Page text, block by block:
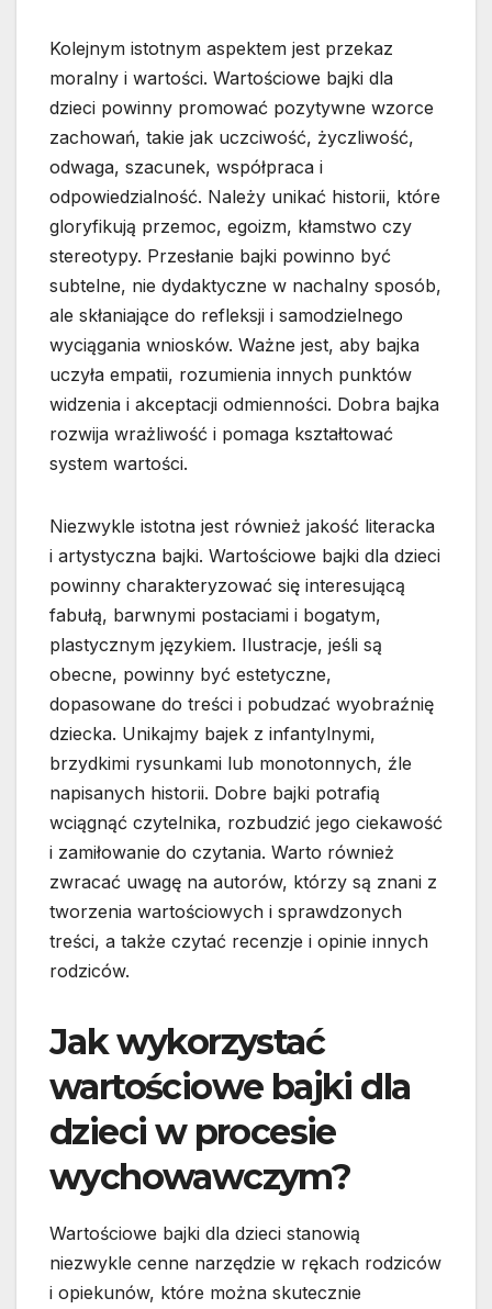
Kolejnym istotnym aspektem jest przekaz
moralny i wartości. Wartościowe bajki dla
dzieci powinny promować pozytywne wzorce
zachowań, takie jak uczciwość, życzliwość,
odwaga, szacunek, współpraca i
odpowiedzialność. Należy unikać historii, które
gloryfikują przemoc, egoizm, kłamstwo czy
stereotypy. Przesłanie bajki powinno być
subtelne, nie dydaktyczne w nachalny sposób,
ale skłaniające do refleksji i samodzielnego
wyciągania wniosków. Ważne jest, aby bajka
uczyła empatii, rozumienia innych punktów
widzenia i akceptacji odmienności. Dobra bajka
rozwija wrażliwość i pomaga kształtować
system wartości.
Niezwykle istotna jest również jakość literacka
i artystyczna bajki. Wartościowe bajki dla dzieci
powinny charakteryzować się interesującą
fabułą, barwnymi postaciami i bogatym,
plastycznym językiem. Ilustracje, jeśli są
obecne, powinny być estetyczne,
dopasowane do treści i pobudzać wyobraźnię
dziecka. Unikajmy bajek z infantylnymi,
brzydkimi rysunkami lub monotonnych, źle
napisanych historii. Dobre bajki potrafią
wciągnąć czytelnika, rozbudzić jego ciekawość
i zamiłowanie do czytania. Warto również
zwracać uwagę na autorów, którzy są znani z
tworzenia wartościowych i sprawdzonych
treści, a także czytać recenzje i opinie innych
rodziców.
Jak wykorzystać
wartościowe bajki dla
dzieci w procesie
wychowawczym?
Wartościowe bajki dla dzieci stanowią
niezwykle cenne narzędzie w rękach rodziców
i opiekunów, które można skutecznie